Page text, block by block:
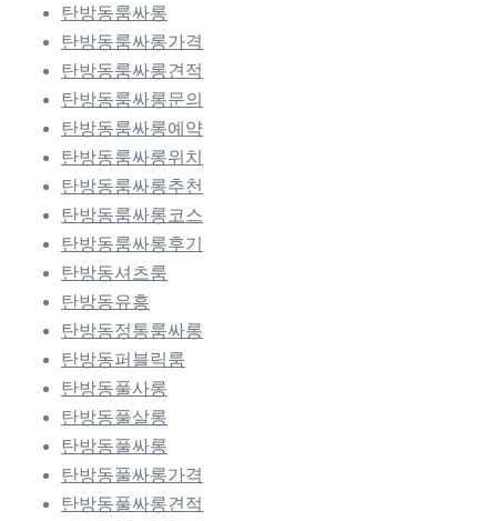
탄방동룸싸롱
탄방동룸싸롱가격
탄방동룸싸롱견적
탄방동룸싸롱문의
탄방동룸싸롱예약
탄방동룸싸롱위치
탄방동룸싸롱추천
탄방동룸싸롱코스
탄방동룸싸롱후기
탄방동셔츠룸
탄방동유흥
탄방동정통룸싸롱
탄방동퍼블릭룸
탄방동풀사롱
탄방동풀살롱
탄방동풀싸롱
탄방동풀싸롱가격
탄방동풀싸롱견적